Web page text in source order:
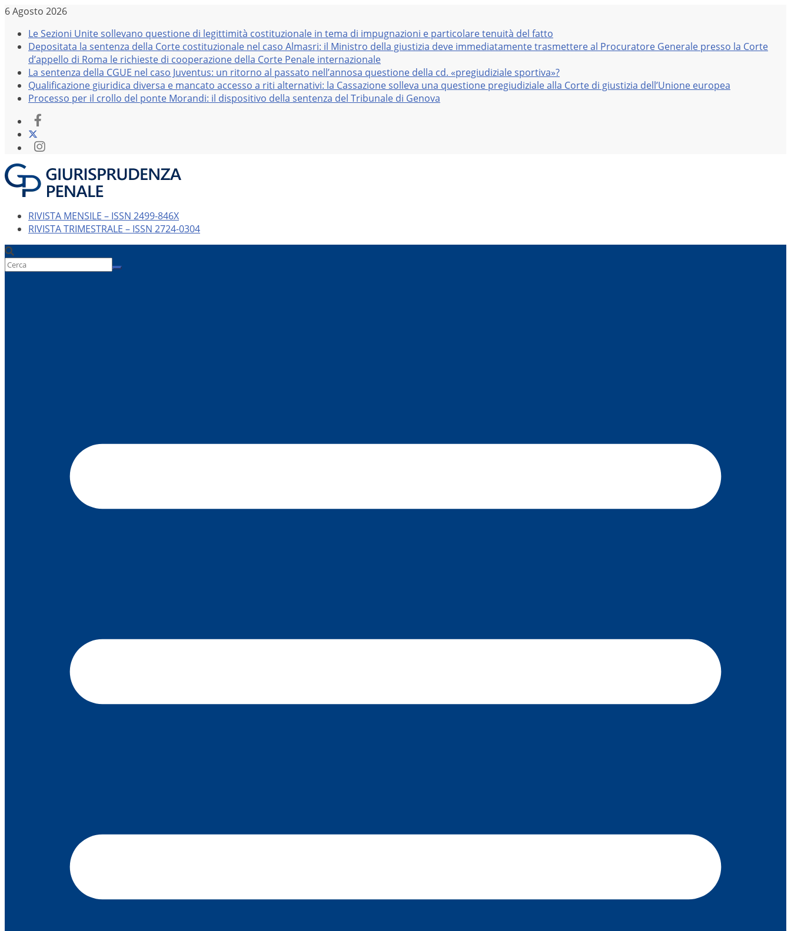
Salta
contenuto
6 Agosto 2026
Le Sezioni Unite sollevano questione di legittimità costituzionale in tema di impugnazioni e particolare tenuità del fatto
Depositata la sentenza della Corte costituzionale nel caso Almasri: il Ministro della giustizia deve immediatamente trasmettere al Procuratore Generale presso la Corte
d’appello di Roma le richieste di cooperazione della Corte Penale internazionale
La sentenza della CGUE nel caso Juventus: un ritorno al passato nell’annosa questione della cd. «pregiudiziale sportiva»?
Qualificazione giuridica diversa e mancato accesso a riti alternativi: la Cassazione solleva una questione pregiudiziale alla Corte di giustizia dell’Unione europea
Processo per il crollo del ponte Morandi: il dispositivo della sentenza del Tribunale di Genova
RIVISTA MENSILE – ISSN 2499-846X
RIVISTA TRIMESTRALE – ISSN 2724-0304